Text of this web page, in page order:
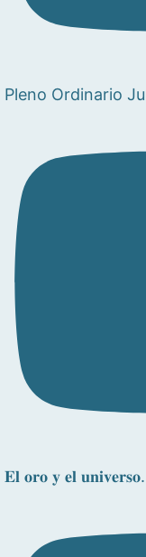
Pleno Ordinario
𝐄𝐥 𝐨𝐫𝐨 𝐲 𝐞𝐥